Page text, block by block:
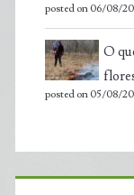
posted on 06/08/
O
posted on 05/08/